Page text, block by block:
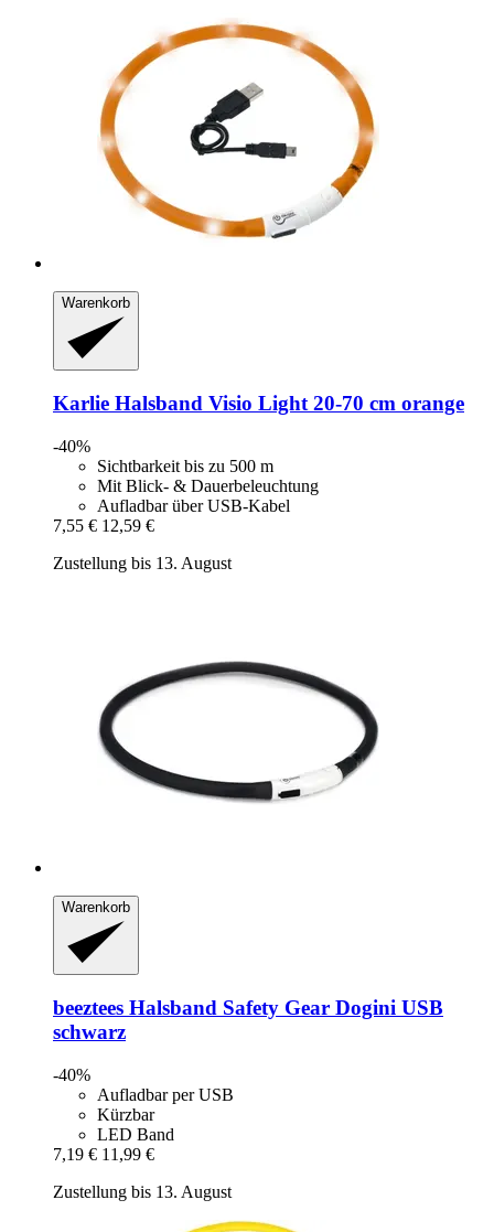
Warenkorb
Karlie Halsband Visio Light 20-​70 cm orange
-40%
Sichtbarkeit bis zu 500 m
Mit Blick- & Dauerbeleuchtung
Aufladbar über USB-Kabel
7,55 € 12,59 €
Zustellung bis 13. August
Warenkorb
beeztees Halsband Safety Gear Dogini USB
schwarz
-40%
Aufladbar per USB
Kürzbar
LED Band
7,19 € 11,99 €
Zustellung bis 13. August